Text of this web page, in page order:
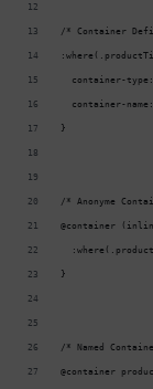
/* Container
container-
container-
}
/* Anonyme
@container
}
/* Named
@container